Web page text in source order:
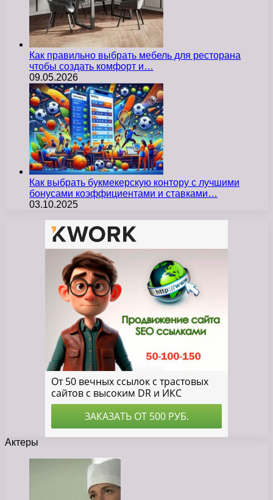
Как правильно выбрать мебель для ресторана
чтобы создать комфорт и…
09.05.2026
Как выбрать букмекерскую контору с лучшими
бонусами коэффициентами и ставками…
03.10.2025
Актеры